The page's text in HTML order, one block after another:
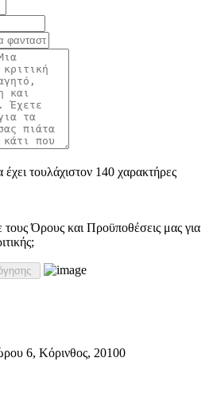
έχει τουλάχιστον 140 χαρακτήρες
τους Όρους και Προϋποθέσεις μας για
6, Κόρινθος, 20100